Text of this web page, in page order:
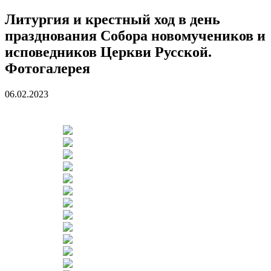
Литургия и крестный ход в день
празднования Собора новомучеников и
исповедников Церкви Русской.
Фотогалерея
06.02.2023